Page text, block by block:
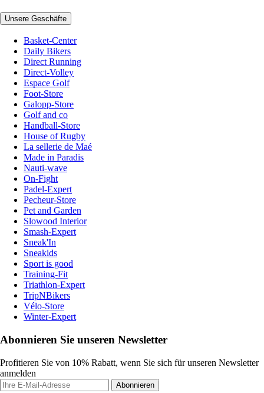
Unsere Geschäfte
Basket-Center
Daily Bikers
Direct Running
Direct-Volley
Espace Golf
Foot-Store
Galopp-Store
Golf and co
Handball-Store
House of Rugby
La sellerie de Maé
Made in Paradis
Nauti-wave
On-Fight
Padel-Expert
Pecheur-Store
Pet and Garden
Slowood Interior
Smash-Expert
Sneak'In
Sneakids
Sport is good
Training-Fit
Triathlon-Expert
TripNBikers
Vélo-Store
Winter-Expert
Abonnieren Sie unseren Newsletter
Profitieren Sie von 10% Rabatt, wenn Sie sich für unseren Newsletter
anmelden
Abonnieren